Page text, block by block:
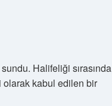
Halifeliği sırasında
kabul edilen bir